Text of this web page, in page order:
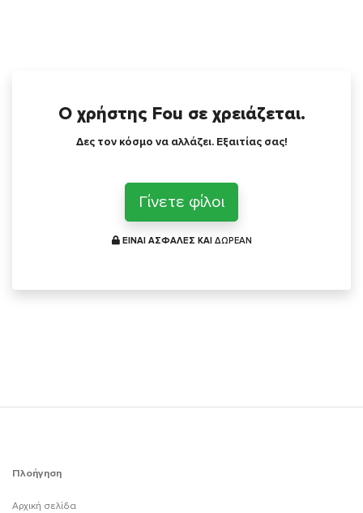
Ο χρήστης Fou σε χρειάζεται.
Δες τον κόσμο να αλλάζει. Εξαιτίας σας!
Γίνετε φίλοι
ΕΙΝΑΙ ΑΣΦΑΛΕΣ ΚΑΙ ΔΩΡΕΑΝ
Πλοήγηση
Αρχική σελίδα